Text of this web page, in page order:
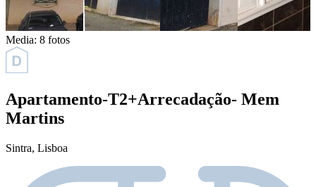
Media: 8 fotos
Apartamento-T2+Arrecadação- Mem
Martins
Sintra, Lisboa